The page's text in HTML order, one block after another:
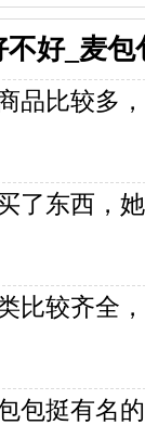
好_麦
品比较多
了东西，
比较齐全
包挺有名